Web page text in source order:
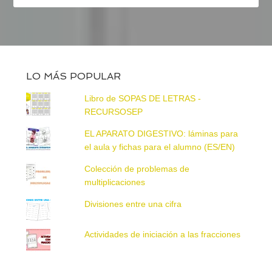
LO MÁS POPULAR
Libro de SOPAS DE LETRAS -
RECURSOSEP
EL APARATO DIGESTIVO: láminas para
el aula y fichas para el alumno (ES/EN)
Colección de problemas de
multiplicaciones
Divisiones entre una cifra
Actividades de iniciación a las fracciones